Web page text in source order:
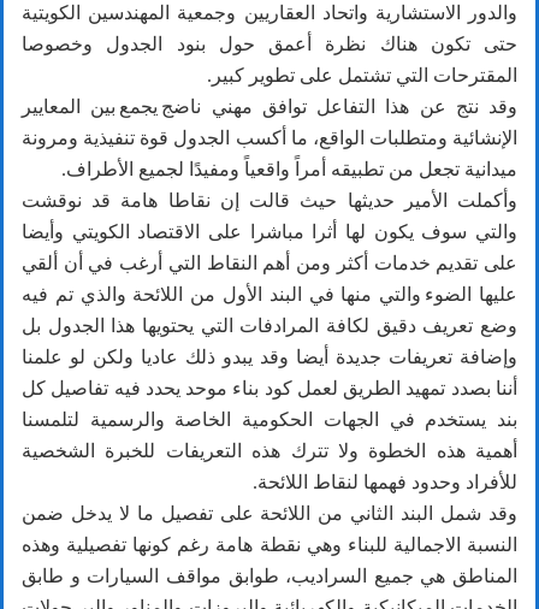
والدور الاستشارية واتحاد العقاريين وجمعية المهندسين الكويتية
حتى تكون هناك نظرة أعمق حول بنود الجدول وخصوصا
المقترحات التي تشتمل على تطوير كبير.
وقد نتج عن هذا التفاعل توافق مهني ناضج يجمع بين المعايير
الإنشائية ومتطلبات الواقع، ما أكسب الجدول قوة تنفيذية ومرونة
ميدانية تجعل من تطبيقه أمراً واقعياً ومفيدًا لجميع الأطراف.
وأكملت الأمير حديثها حيث قالت إن نقاطا هامة قد نوقشت
والتي سوف يكون لها أثرا مباشرا على الاقتصاد الكويتي وأيضا
على تقديم خدمات أكثر ومن أهم النقاط التي أرغب في أن ألقي
عليها الضوء والتي منها في البند الأول من اللائحة والذي تم فيه
وضع تعريف دقيق لكافة المرادفات التي يحتويها هذا الجدول بل
وإضافة تعريفات جديدة أيضا وقد يبدو ذلك عاديا ولكن لو علمنا
أننا بصدد تمهيد الطريق لعمل كود بناء موحد يحدد فيه تفاصيل كل
بند يستخدم في الجهات الحكومية الخاصة والرسمية لتلمسنا
أهمية هذه الخطوة ولا تترك هذه التعريفات للخبرة الشخصية
للأفراد وحدود فهمها لنقاط اللائحة.
وقد شمل البند الثاني من اللائحة على تفصيل ما لا يدخل ضمن
النسبة الاجمالية للبناء وهي نقطة هامة رغم كونها تفصيلية وهذه
المناطق هي جميع السراديب، طوابق مواقف السيارات و طابق